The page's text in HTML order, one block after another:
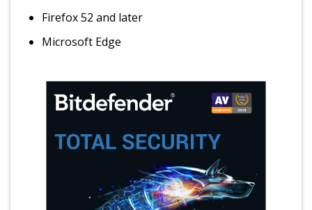
Firefox 52 and later
Microsoft Edge